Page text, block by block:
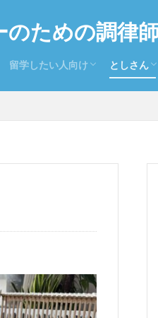
ための調律
留学したい人向け
留学お役立ち情報
留学ドイツ語
としさん
としさ
お気に入
全日本